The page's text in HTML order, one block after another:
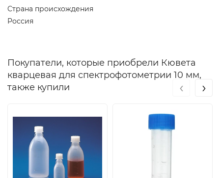
Страна происхождения
Россия
Покупатели, которые приобрели Кювета
кварцевая для спектрофотометрии 10 мм,
также купили
‹ ›